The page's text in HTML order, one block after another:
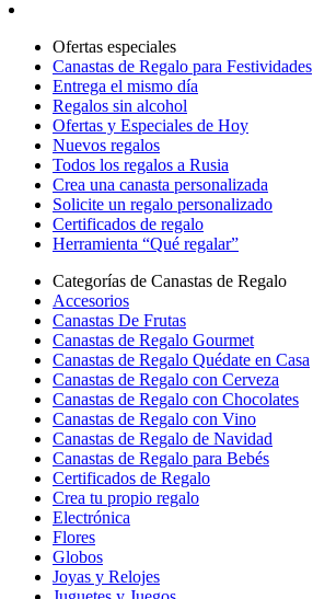
Ofertas especiales
Canastas de Regalo para Festividades
Entrega el mismo día
Regalos sin alcohol
Ofertas y Especiales de Hoy
Nuevos regalos
Todos los regalos a Rusia
Crea una canasta personalizada
Solicite un regalo personalizado
Certificados de regalo
Herramienta “Qué regalar”
Categorías de Canastas de Regalo
Accesorios
Canastas De Frutas
Canastas de Regalo Gourmet
Canastas de Regalo Quédate en Casa
Canastas de Regalo con Cerveza
Canastas de Regalo con Chocolates
Canastas de Regalo con Vino
Canastas de Regalo de Navidad
Canastas de Regalo para Bebés
Certificados de Regalo
Crea tu propio regalo
Electrónica
Flores
Globos
Joyas y Relojes